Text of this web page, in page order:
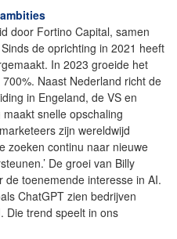
door Fortino Capital, samen
de oprichting in 2021 heeft
In 2023 groeide het
Naast Nederland richt de
in Engeland, de VS en
maakt snelle opschaling
zijn wereldwijd
zoeken continu naar nieuwe
De groei van Billy
toenemende interesse in AI.
ChatGPT zien bedrijven
Die trend speelt in ons